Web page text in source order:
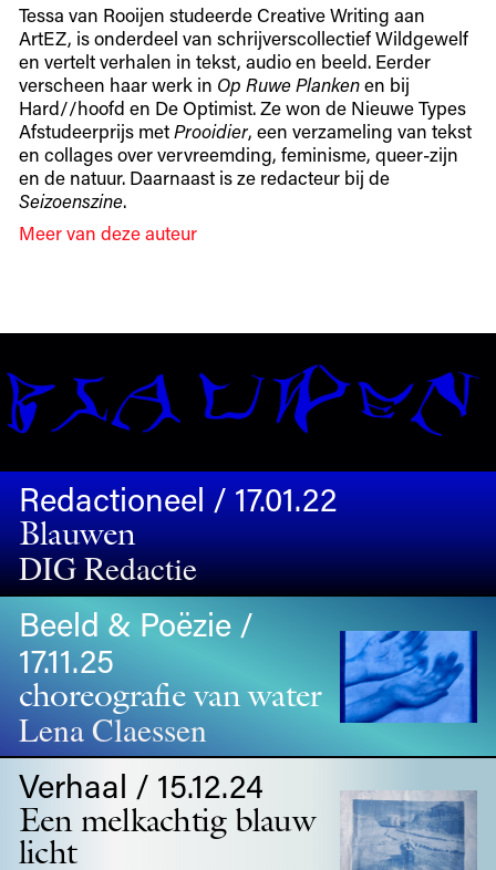
Tessa van Rooijen studeerde Creative Writing aan
ArtEZ, is onderdeel van schrijverscollectief Wildgewelf
en vertelt verhalen in tekst, audio en beeld. Eerder
verscheen haar werk in Op Ruwe Plankenen bij
Hard//hoofd en De Optimist. Ze won de Nieuwe Types
Afstudeerprijs metProoidier, een verzameling van tekst
en collages over vervreemding, feminisme, queer-zijn
en de natuur. Daarnaast is ze redacteur bij de
Seizoenszine.
Meer van deze auteur
Redactioneel / 17.01.22
Blauwen
DIG Redactie
Beeld & Poëzie /
17.11.25
choreografie van water
Lena Claessen
Verhaal / 15.12.24
Een melkachtig blauw
licht